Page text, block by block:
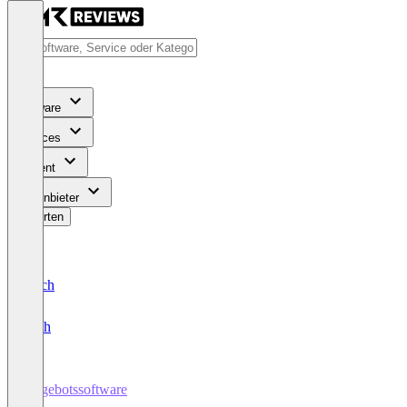
Software
Services
Content
Für Anbieter
Bewerten
Deutsch
English
Angebotssoftware